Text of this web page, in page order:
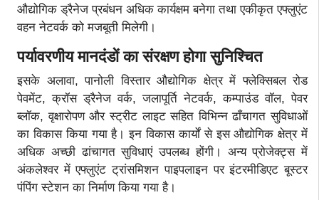
औद्योगिक ड्रैनेज प्रबंधन अधिक कार्यक्षम बनेगा तथा एकीकृत एफ्लुएंट
वहन नेटवर्क को मजबूती मिलेगी।
पर्यावरणीय मानदंडों का संरक्षण होगा सुनिश्चित
इसके अलावा, पानोली विस्तार औद्योगिक क्षेत्र में फ्लेक्सिबल रोड
पेवमेंट, क्रॉस ड्रैनेज वर्क, जलापूर्ति नेटवर्क, कम्पाउंड वॉल, पेवर
ब्लॉक, वृक्षारोपण और स्ट्रीट लाइट सहित विभिन्न ढाँचागत सुविधाओं
का विकास किया गया है। इन विकास कार्यों से इस औद्योगिक क्षेत्र में
अधिक अच्छी ढांचागत सुविधाएं उपलब्ध होंगी। अन्य प्रोजेक्ट्स में
अंकलेश्वर में एफ्लुएंट ट्रांसमिशन पाइपलाइन पर इंटरमीडिएट बूस्टर
पंपिंग स्टेशन का निर्माण किया गया है।